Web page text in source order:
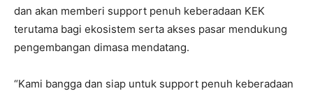
dan akan memberi support penuh keberadaan KEK
terutama bagi ekosistem serta akses pasar mendukung
pengembangan dimasa mendatang.
“Kami bangga dan siap untuk support penuh keberadaan